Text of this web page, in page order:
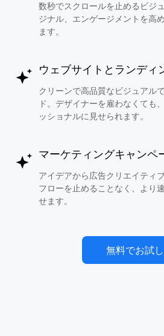
数秒でスクロールを止めるビジ
ジナル、エンゲージメントを高
ます。
ウェブサイトとランディ
クリーンで高品質なビジュアル
ド。デザイナーを雇わなくても
ッショナルに見せられます。
マーケティングキャンペ
アイデアから広告クリエイティ
フローを止めることなく、より
せます。
無料でお試し